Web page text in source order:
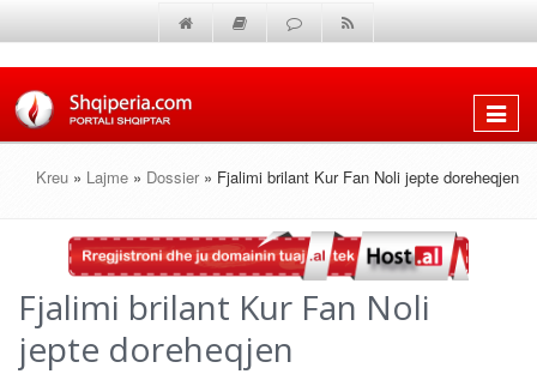
Shfaq
Kreu » Lajme » Dossier » Fjalimi brilant Kur Fan Noli jepte doreheqjen
Fjalimi brilant Kur Fan Noli
jepte doreheqjen